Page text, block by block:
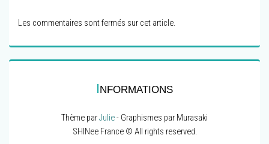
Les commentaires sont fermés sur cet article.
INFORMATIONS
Thème parJulie- Graphismes par Murasaki
SHINee France © All rights reserved.